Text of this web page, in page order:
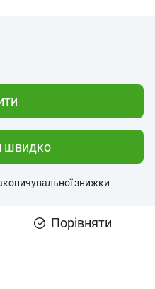
швидко
знижки
Порівняти